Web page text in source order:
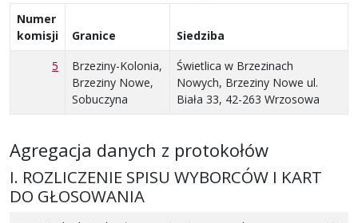
Numer
komisji
Granice
Siedziba
5
Brzeziny-Kolonia,
Brzeziny Nowe,
Sobuczyna
Świetlica w Brzezinach
Nowych, Brzeziny Nowe ul.
Biała 33, 42-263 Wrzosowa
Agregacja danych z protokołów
I. ROZLICZENIE SPISU WYBORCÓW I KART
DO GŁOSOWANIA